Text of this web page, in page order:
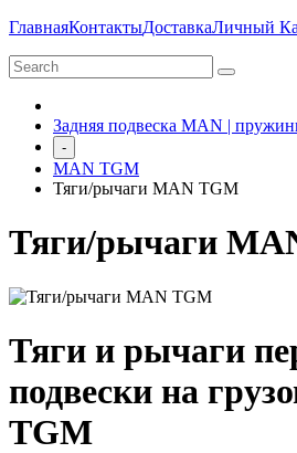
ГлавнаяКонтактыДоставкаЛичный
Задняя подвеска MAN |
-
MAN TGM
Тяги/рычаги MAN TGM
Тяги/рычаги
Тяги и рычаги
подвески на
TGM